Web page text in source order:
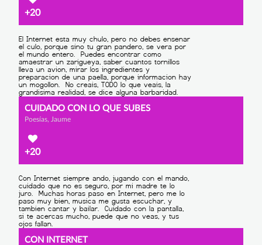
+20
CUIDADO CON LO QUE SUBES
Poesías, Jaume
+20
CON INTERNET